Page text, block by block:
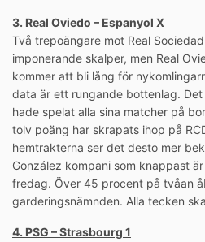
3. Real Oviedo – Espanyol X
Två trepoängare mot Real
imponerande skalper, men Real
kommer att bli lång för
data är ett rungande bottenlag.
hade spelat alla sina matcher på
tolv poäng har skrapats ihop på
hemtrakterna ser det desto mer
González kompani som knappast
fredag. Över 45 procent på tvåan
garderingsnämnden. Alla tecken
4. PSG – Strasbourg 1